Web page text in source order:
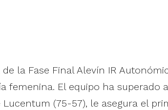
la Fase Final Alevín IR
femenina. El equipo ha superado
(75-57), le asegura el